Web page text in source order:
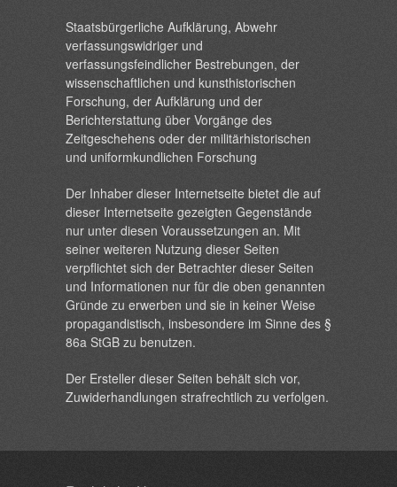
Staatsbürgerliche Aufklärung, Abwehr
verfassungswidriger und
verfassungsfeindlicher Bestrebungen, der
wissenschaftlichen und kunsthistorischen
Forschung, der Aufklärung und der
Berichterstattung über Vorgänge des
Zeitgeschehens oder der militärhistorischen
und uniformkundlichen Forschung
Der Inhaber dieser Internetseite bietet die auf
dieser Internetseite gezeigten Gegenstände
nur unter diesen Voraussetzungen an. Mit
seiner weiteren Nutzung dieser Seiten
verpflichtet sich der Betrachter dieser Seiten
und Informationen nur für die oben genannten
Gründe zu erwerben und sie in keiner Weise
propagandistisch, insbesondere im Sinne des §
86a StGB zu benutzen.
Der Ersteller dieser Seiten behält sich vor,
Zuwiderhandlungen strafrechtlich zu verfolgen.